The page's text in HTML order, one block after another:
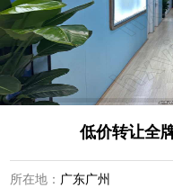
低价转让全
所在地： 广东广州